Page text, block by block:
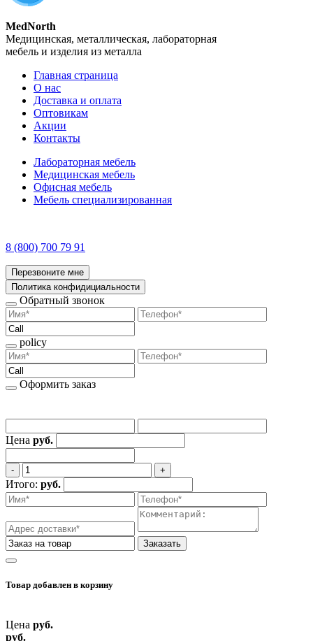
MedNorth
Медицинская, металлическая, лабораторная
мебель и изделия из металла
Главная страница
О нас
Доставка и оплата
Оптовикам
Акции
Контакты
Лабораторная мебель
Медицинская мебель
Офисная мебель
Мебель специализированная
8 (800) 700 79 91
Перезвоните мне
Политика конфидициальности
Обратный звонок
policy
Оформить заказ
Цена руб.
‐ +
Итого: руб.
Заказать
Товар добавлен в корзину
Цена руб.
руб.